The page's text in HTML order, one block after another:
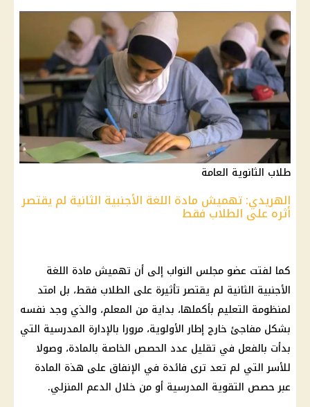
طلاب الثانوية العامة
الهريدي: تهميش مادة اللغة الأجنبية الثانية لم يقتصر
أثره على الطلاب فقط
كما لفتت عضو مجلس النواب إلى أن تهميش مادة اللغة
الأجنبية الثانية لم يقتصر تأثيرة على الطلاب فقط، بل امتد
لمنظومة التعليم بأكملها، بداية من المعلم، والذي وجد نفسه
بشكل مفاجئ خارج إطار الأولوية، مرورا بالإدارة المدرسية التي
بدأت بالفعل في تقليل عدد الحصص الخاصة بالمادة، وصولا
للأسر التي لم تعد ترى فائدة في الإنفاق على هذة المادة
عبر حصص التقوية المدرسية أو من خلال الدعم المنزلي.